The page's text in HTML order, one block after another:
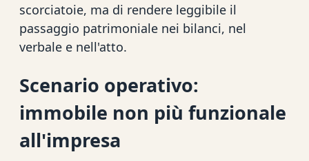
scorciatoie, ma di rendere leggibile il
passaggio patrimoniale nei bilanci, nel
verbale e nell'atto.
Scenario operativo:
immobile non più funzionale
all'impresa